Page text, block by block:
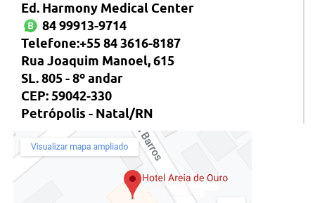
Ed. Harmony Medical Center
84 99913-9714
Telefone:+55 84 3616-8187
Rua Joaquim Manoel, 615
SL. 805 - 8º andar
CEP: 59042-330
Petrópolis - Natal/RN